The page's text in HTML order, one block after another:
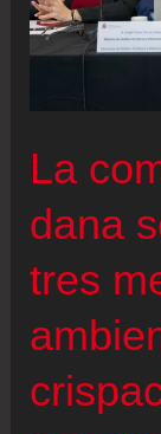
la
tesis
sobre
dana:
“Desde
viernes
se
La
dana
tres